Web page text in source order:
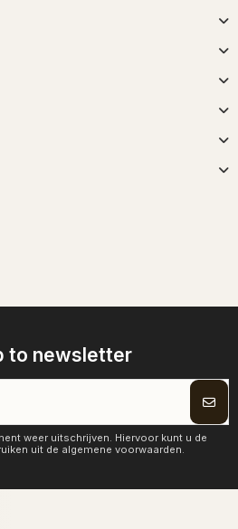
to newsletter
weer uitschrijven. Hiervoor kunt u de
uit de algemene voorwaarden.